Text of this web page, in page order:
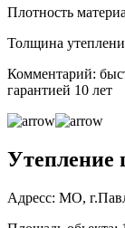
Плотность
Толщина
Комментарий:
гарантией 10 лет
Утепление
Адресс: МО,